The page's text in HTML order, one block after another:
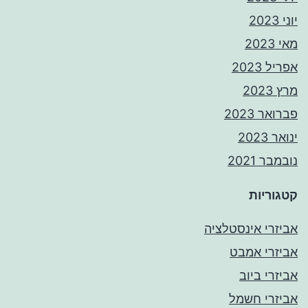
יוני 2023
מאי 2023
אפריל 2023
מרץ 2023
פברואר 2023
ינואר 2023
נובמבר 2021
קטגוריות
אביזרי אינסטלציה
אביזרי אמבט
אביזרי ביוב
אביזרי חשמל